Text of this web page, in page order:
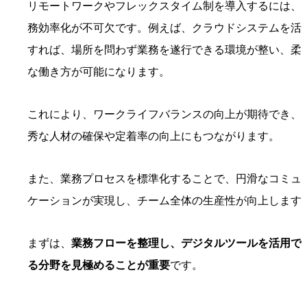
リモートワークやフレックスタイム制を導入するには、
務効率化が不可欠です。例えば、クラウドシステムを活
すれば、場所を問わず業務を遂行できる環境が整い、柔
な働き方が可能になります。
これにより、ワークライフバランスの向上が期待でき、
秀な人材の確保や定着率の向上にもつながります。
また、業務プロセスを標準化することで、円滑なコミュ
ケーションが実現し、チーム全体の生産性が向上します
まずは、 業務フローを整理し、デジタルツールを活用で
る分野を見極めることが重要です。